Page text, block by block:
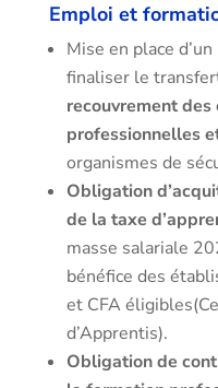
Emploi et
Mise en place d’un
finaliser le
recouvrement
professionnelles
organismes de
Obligation
de la taxe
masse salariale
bénéfice des
et CFA
d’Apprentis).
Obligation de